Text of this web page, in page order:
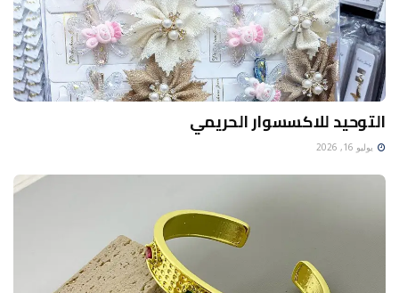
التوحيد للاكسسوار الحريمي
يوليو 16, 2026